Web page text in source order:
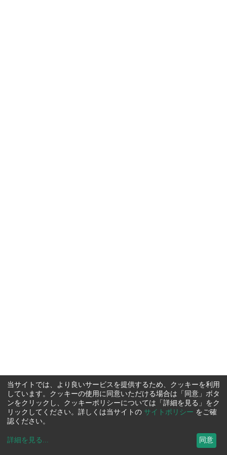
当サイトでは、より良いサービスを提供するため、クッキーを利用
しています。クッキーの使用に同意いただける場合は「同意」ボタ
ンをクリックし、クッキーポリシーについては「詳細を見る」をク
リックしてください。詳しくは当サイトの サイトポリシー をご確
認ください。
詳細を見る ... 同意